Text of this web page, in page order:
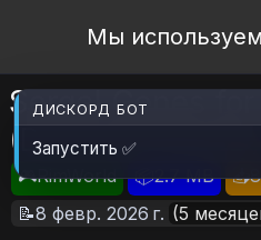
Open
Мы используем
Sergal Genes for
(DISCONTINUED)
🎮RimWorld 📦2.7 MB
📥8
📝8 февр. 2026 г. (5
ДИСКОРД БОТ
Запустить ✅